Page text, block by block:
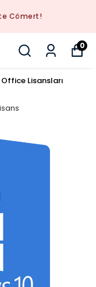
Cömert!
0
Office Lisansları